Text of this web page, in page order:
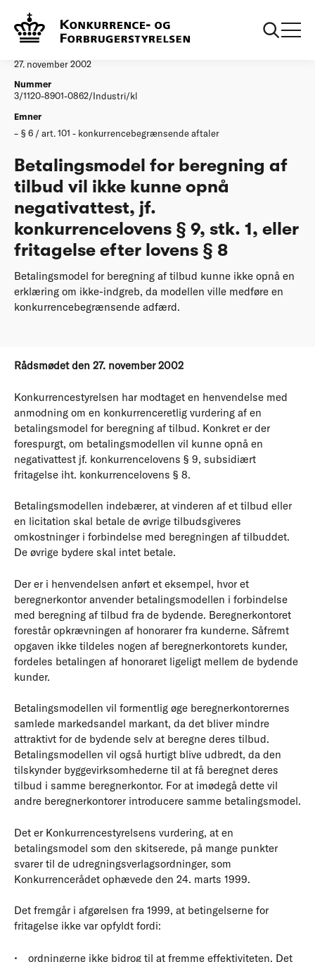
Afgørelser
27. november 2002
Nummer
3/1120-8901-0862/Industri/kl
Emner
§ 6 / art. 101 - konkurrencebegrænsende aftaler
Betalingsmodel for beregning af
tilbud vil ikke kunne opnå
negativattest, jf.
konkurrencelovens § 9, stk. 1, eller
fritagelse efter lovens § 8
Betalingsmodel for beregning af tilbud kunne ikke opnå en
erklæring om ikke-indgreb, da modellen ville medføre en
konkurrencebegrænsende adfærd.
Rådsmødet den 27. november 2002
Konkurrencestyrelsen har modtaget en henvendelse med
anmodning om en konkurrenceretlig vurdering af en
betalingsmodel for beregning af tilbud. Konkret er der
forespurgt, om betalingsmodellen vil kunne opnå en
negativattest jf. konkurrencelovens § 9, subsidiært
fritagelse iht. konkurrencelovens § 8.
Betalingsmodellen indebærer, at vinderen af et tilbud eller
en licitation skal betale de øvrige tilbudsgiveres
omkostninger i forbindelse med beregningen af tilbuddet.
De øvrige bydere skal intet betale.
Der er i henvendelsen anført et eksempel, hvor et
beregnerkontor anvender betalingsmodellen i forbindelse
med beregning af tilbud fra de bydende. Beregnerkontoret
forestår opkrævningen af honorarer fra kunderne. Såfremt
opgaven ikke tildeles nogen af beregnerkontorets kunder,
fordeles betalingen af honoraret ligeligt mellem de bydende
kunder.
Betalingsmodellen vil formentlig øge beregnerkontorernes
samlede markedsandel markant, da det bliver mindre
attraktivt for de bydende selv at beregne deres tilbud.
Betalingsmodellen vil også hurtigt blive udbredt, da den
tilskynder byggevirksomhederne til at få beregnet deres
tilbud i samme beregnerkontor. For at imødegå dette vil
andre beregnerkontorer introducere samme betalingsmodel.
Det er Konkurrencestyrelsens vurdering, at en
betalingsmodel som den skitserede, på mange punkter
svarer til de udregningsverlagsordninger, som
Konkurrencerådet ophævede den 24. marts 1999.
Det fremgår i afgørelsen fra 1999, at betingelserne for
fritagelse ikke var opfyldt fordi:
ordningerne ikke bidrog til at fremme effektiviteten. Det